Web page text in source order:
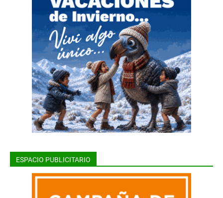
ESPACIO PUBLICITARIO